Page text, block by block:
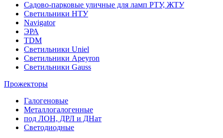
Садово-парковые уличные для ламп РТУ, ЖТУ
Светильники НТУ
Navigator
ЭРА
TDM
Светильники Uniel
Светильники Apeyron
Светильники Gauss
Прожекторы
Галогеновые
Металлогалогенные
под ЛОН, ДРЛ и ДНат
Светодиодные